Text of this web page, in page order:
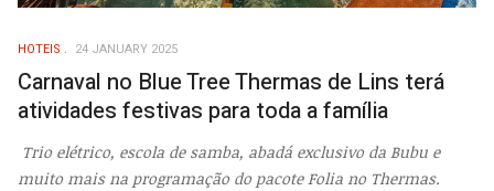
HOTEIS 24 JANUARY 2025
Carnaval no Blue Tree Thermas de Lins terá
atividades festivas para toda a família
Trio elétrico, escola de samba, abadá exclusivo da Bubu e
muito mais na programação do pacote Folia no Thermas.